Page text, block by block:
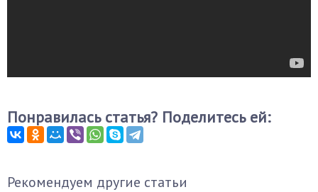
Понравилась статья? Поделитесь ей:
Рекомендуем другие статьи